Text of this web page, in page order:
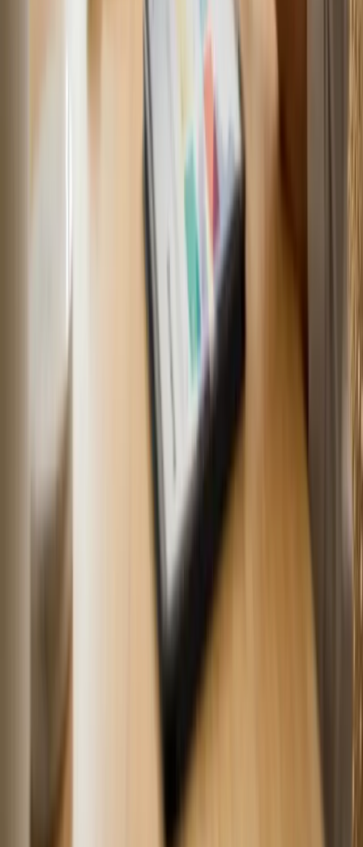
Ngày nghỉ lễ công cộng ở Úc khác nhau giữa các